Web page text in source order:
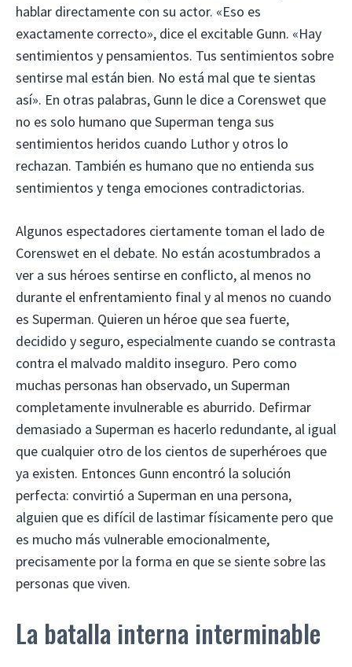
hablar directamente con su actor. «Eso es
exactamente correcto», dice el excitable Gunn. «Hay
sentimientos y pensamientos. Tus sentimientos sobre
sentirse mal están bien. No está mal que te sientas
así». En otras palabras, Gunn le dice a Corenswet que
no es solo humano que Superman tenga sus
sentimientos heridos cuando Luthor y otros lo
rechazan. También es humano que no entienda sus
sentimientos y tenga emociones contradictorias.
Algunos espectadores ciertamente toman el lado de
Corenswet en el debate. No están acostumbrados a
ver a sus héroes sentirse en conflicto, al menos no
durante el enfrentamiento final y al menos no cuando
es Superman. Quieren un héroe que sea fuerte,
decidido y seguro, especialmente cuando se contrasta
contra el malvado maldito inseguro. Pero como
muchas personas han observado, un Superman
completamente invulnerable es aburrido. Defirmar
demasiado a Superman es hacerlo redundante, al igual
que cualquier otro de los cientos de superhéroes que
ya existen. Entonces Gunn encontró la solución
perfecta: convirtió a Superman en una persona,
alguien que es difícil de lastimar físicamente pero que
es mucho más vulnerable emocionalmente,
precisamente por la forma en que se siente sobre las
personas que viven.
La batalla interna interminable